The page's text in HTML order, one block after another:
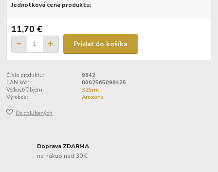
Jednotková cena produktu:
11,70 €
Pridať do košíka
Číslo produktu:
9842
EAN kód:
8002565098425
Veľkosť/Objem:
325ml
Výrobca:
Arexons
Do obľúbených
Doprava ZDARMA
na nákup nad 30 €